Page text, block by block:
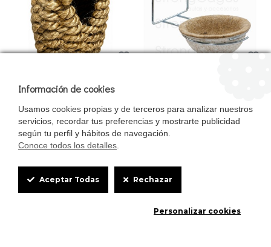
1.75€
Cookie
Box
Información de cookies
Usamos cookies propias y de terceros para analizar nuestros
servicios, recordar tus preferencias y mostrarte publicidad
según tu perfil y hábitos de navegación.
Conoce todos los detalles
Aceptar Todas Rechazar
Personalizar cookies